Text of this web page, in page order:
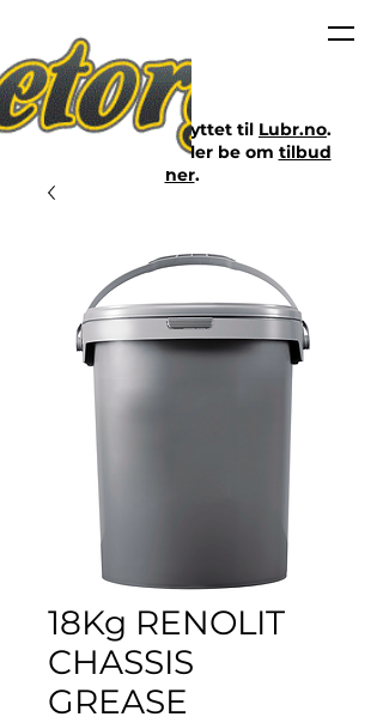
18Kg RENOLIT
CHASSIS
GREASE
Nettbutikken er flyttet til Lubr.no.
Klikk på lenken eller be om tilbud
her.